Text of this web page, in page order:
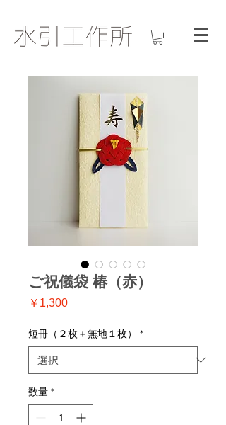
ご祝儀袋 椿（赤）
￥1,300価
短冊（２枚＋無地１枚） *
数量 *